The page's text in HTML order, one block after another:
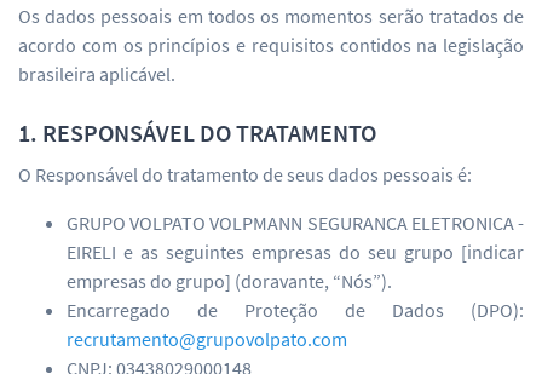
Os dados pessoais em todos os momentos serão tratados de
acordo com os princípios e requisitos contidos na legislação
brasileira aplicável.
1. RESPONSÁVEL DO TRATAMENTO
O Responsável do tratamento de seus dados pessoais é:
GRUPO VOLPATO VOLPMANN SEGURANCA ELETRONICA -
EIRELI e as seguintes empresas do seu grupo [indicar
empresas do grupo] (doravante, “Nós”).
Encarregado de Proteção de Dados (DPO):
recrutamento@grupovolpato.com
CNPJ: 03438029000148